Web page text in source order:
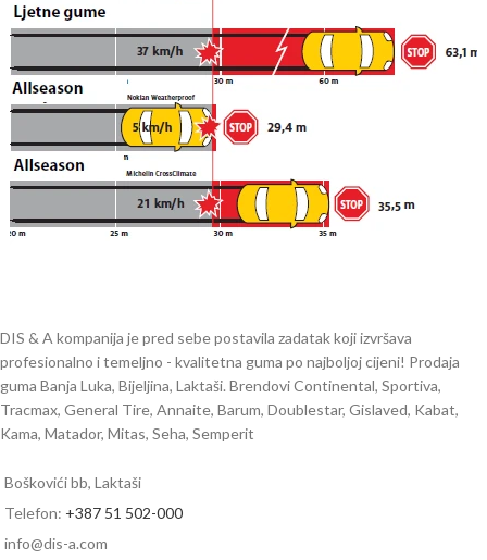
DIS & A kompanija je pred sebe postavila zadatak koji izvršava
profesionalno i temeljno - kvalitetna guma po najboljoj cijeni! Prodaja
guma Banja Luka, Bijeljina, Laktaši. Brendovi Continental, Sportiva,
Tracmax, General Tire, Annaite, Barum, Doublestar, Gislaved, Kabat,
Kama, Matador, Mitas, Seha, Semperit
Boškovići bb, Laktaši
Telefon: +387 51 502-000
info@dis-a.com